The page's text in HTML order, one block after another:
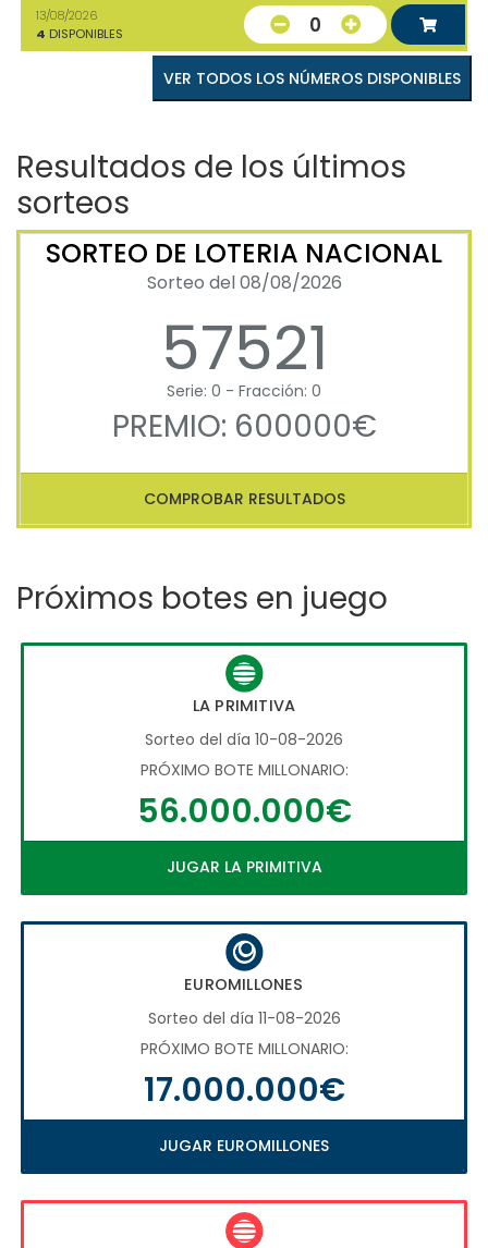
13/08/2026
4 DISPONIBLES 0
VER TODOS LOS NÚMEROS DISPONIBLES
Resultados de los últimos
sorteos
SORTEO DE LOTERIA NACIONAL
Sorteo del 08/08/2026
57521
Serie: 0 - Fracción: 0
PREMIO: 600000€
COMPROBAR RESULTADOS
Próximos botes en juego
LA PRIMITIVA
Sorteo del día 10-08-2026
PRÓXIMO BOTE MILLONARIO:
56.000.000€
JUGAR LA PRIMITIVA
EUROMILLONES
Sorteo del día 11-08-2026
PRÓXIMO BOTE MILLONARIO:
17.000.000€
JUGAR EUROMILLONES